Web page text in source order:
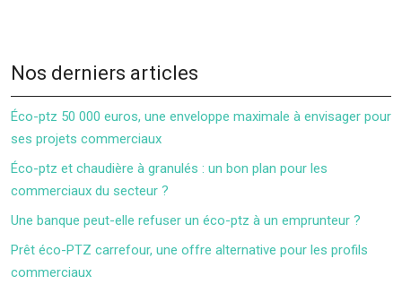
Nos derniers articles
Éco-ptz 50 000 euros, une enveloppe maximale à envisager pour
ses projets commerciaux
Éco-ptz et chaudière à granulés : un bon plan pour les
commerciaux du secteur ?
Une banque peut-elle refuser un éco-ptz à un emprunteur ?
Prêt éco-PTZ carrefour, une offre alternative pour les profils
commerciaux